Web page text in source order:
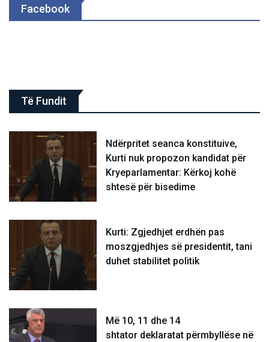
Facebook
Të Fundit
Ndërpritet seanca konstituive,
Kurti nuk propozon kandidat për
Kryeparlamentar: Kërkoj kohë
shtesë për bisedime
Kurti: Zgjedhjet erdhën pas
moszgjedhjes së presidentit, tani
duhet stabilitet politik
Më 10, 11 dhe 14
shtator deklaratat përmbyllëse në